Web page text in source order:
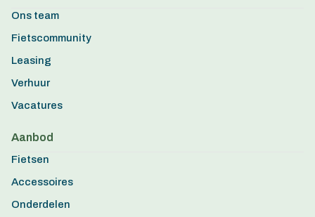
Ons team
Fietscommunity
Leasing
Verhuur
Vacatures
Aanbod
Fietsen
Accessoires
Onderdelen